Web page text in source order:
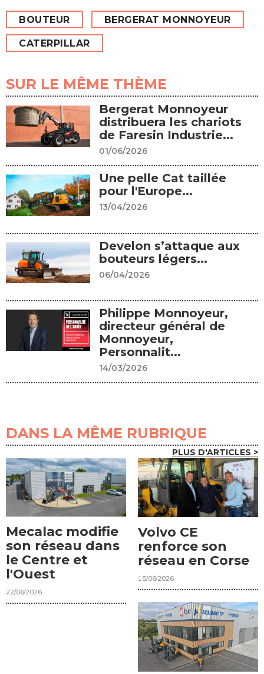
BOUTEUR BERGERAT MONNOYEUR
CATERPILLAR
SUR LE MÊME THÈME
Bergerat Monnoyeur
distribuera les chariots
de Faresin Industrie...
01/06/2026
Une pelle Cat taillée
pour l'Europe...
13/04/2026
Develon s’attaque aux
bouteurs légers...
06/04/2026
Philippe Monnoyeur,
directeur général de
Monnoyeur,
Personnalit...
14/03/2026
DANS LA MÊME RUBRIQUE
PLUS D'ARTICLES >
Mecalac modifie
son réseau dans
le Centre et
l'Ouest
22/06/2026
Volvo CE
renforce son
réseau en Corse
15/06/2026